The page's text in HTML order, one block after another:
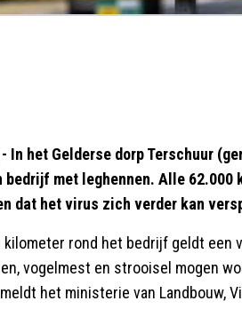
- In het Gelderse dorp Terschuur
met leghennen. Alle 62.000
dat het virus zich verder kan
kilometer rond het bedrijf geldt een
vogelmest en strooisel mogen
het ministerie van Landbouw,